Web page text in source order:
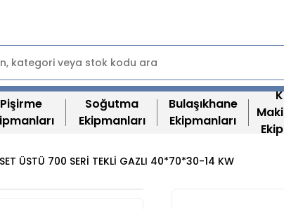
Pişirme
Soğutma
Ekipmanları
Bulaşıkhane
Ekipmanları
ÜSTÜ 700 SERİ TEKLİ GAZLI 40*70*30-14 KW